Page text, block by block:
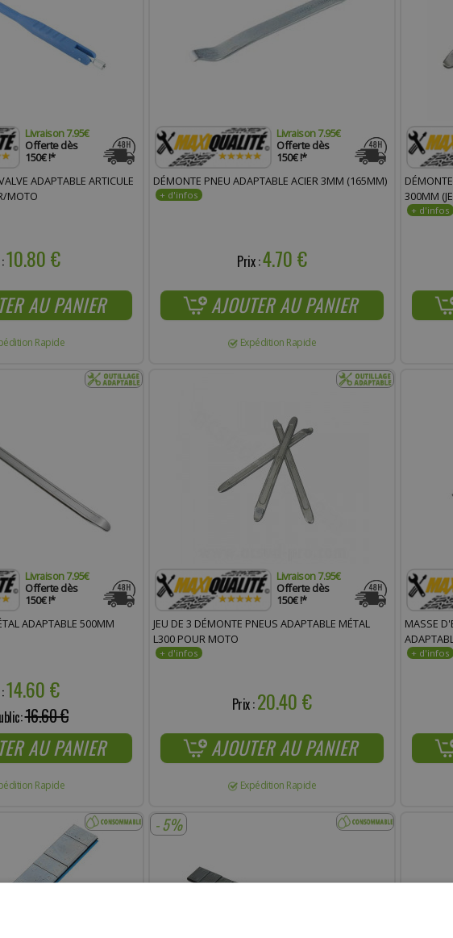
Livraison 7.95€
Offerte dès
150€ !*
ADAPTABLE ARTICULE
MOTO
10.80 €
AU PANIER
Rapide
Livraison 7.95€
Offerte dès
150€ !*
DÉMONTE PNEU ADAPTABLE ACIER 3MM (165MM)
Prix :4.70 €
AJOUTER AU PANIER
Expédition Rapide
300MM
Livraison 7.95€
Offerte dès
150€ !*
ADAPTABLE 500MM
:14.60 €
16.60 €
AU PANIER
Rapide
Livraison 7.95€
Offerte dès
150€ !*
JEU DE 3 DÉMONTE PNEUS ADAPTABLE MÉTAL
L300 POUR MOTO
Prix :20.40 €
AJOUTER AU PANIER
Expédition Rapide
MASSE
- 5%